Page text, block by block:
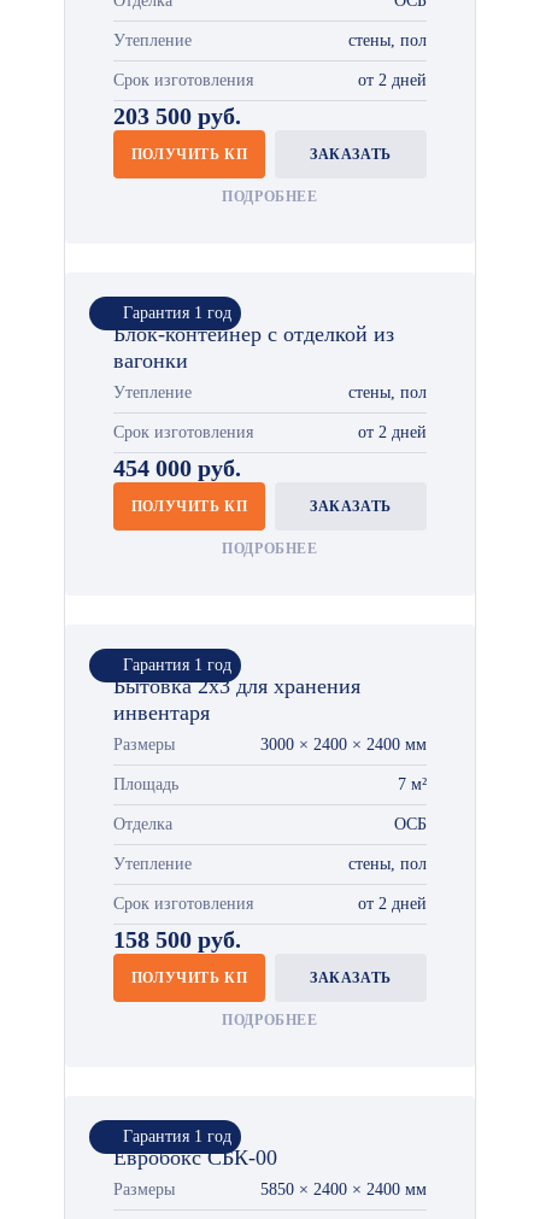
Утепление стены, пол
Срок изготовления от 2 дней
203 500 руб.
ПОЛУЧИТЬ КП ЗАКАЗАТЬ
ПОДРОБНЕЕ
Гарантия 1 год
Блок-контейнер с отделкой из
вагонки
Утепление стены, пол
Срок изготовления от 2 дней
454 000 руб.
ПОЛУЧИТЬ КП ЗАКАЗАТЬ
ПОДРОБНЕЕ
Гарантия 1 год
Бытовка 2х3 для хранения
инвентаря
Размеры 3000 × 2400 × 2400 мм
Площадь 7 м²
Отделка ОСБ
Утепление стены, пол
Срок изготовления от 2 дней
158 500 руб.
ПОЛУЧИТЬ КП ЗАКАЗАТЬ
ПОДРОБНЕЕ
Гарантия 1 год
Евробокс СБК-00
Размеры 5850 × 2400 × 2400 мм